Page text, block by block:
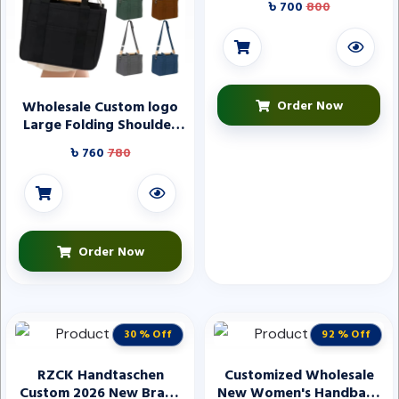
Wholesale Custom logo
Large Folding Shoulder
Cotton Canvas Shopping
Tote Bag for Travel
৳ 760780
Order Now
Skincare Waterproof
Travel Outdoor Toiletry
Bag Makeup Bags
৳ 700800
Order Now
30 % Off
RZCK Handtaschen
Custom 2026 New Brand
92 % Off
Customized Wholesale
New Women's Handbags